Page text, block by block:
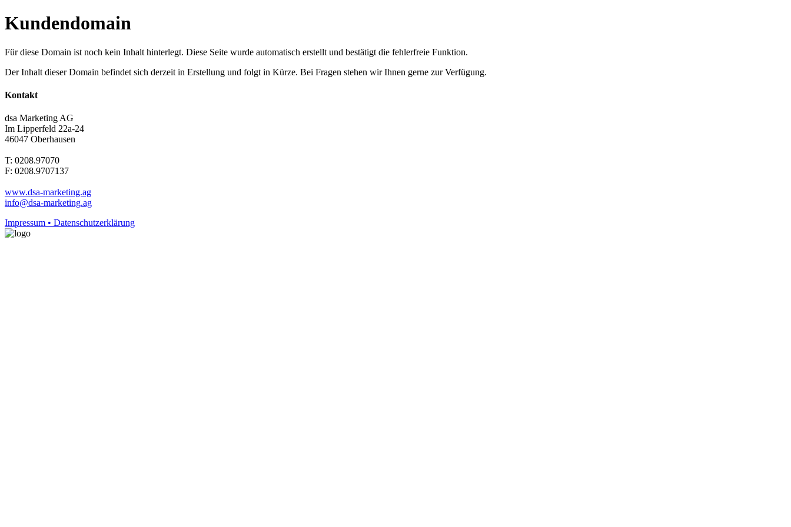
Kundendomain
Für diese Domain ist noch kein Inhalt hinterlegt. Diese Seite wurde automatisch erstellt und bestätigt die fehlerfreie Funktion.
Der Inhalt dieser Domain befindet sich derzeit in Erstellung und folgt in Kürze. Bei Fragen stehen wir Ihnen gerne zur Verfügung.
Kontakt
dsa Marketing AG
Im Lipperfeld 22a-24
46047 Oberhausen
T: 0208.97070
F: 0208.9707137
www.dsa-marketing.ag
info@dsa-marketing.ag
Impressum • Datenschutzerklärung